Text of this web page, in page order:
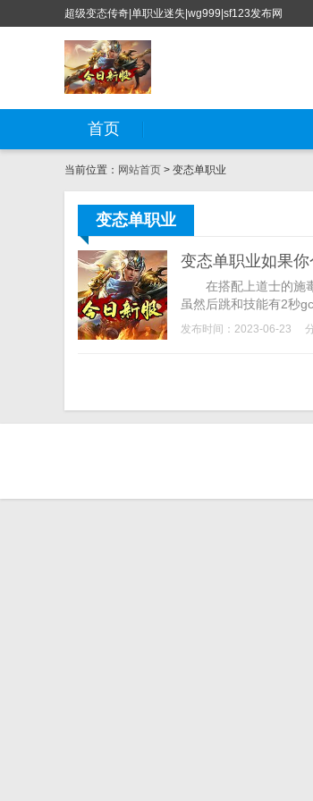
超级变态传奇|单职业迷失|wg999|sf123发布网
首页
当前位置： 网站首页 > 变态单职业
变态单职业
变态单职业如果
在搭配上道士的施毒
虽然后跳和技能有2秒
发布时间：2023-06-23